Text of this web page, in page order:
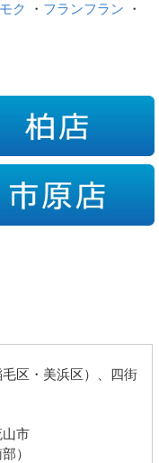
ク ・ フランフラン ・
区・美浜区）、四街
市
）